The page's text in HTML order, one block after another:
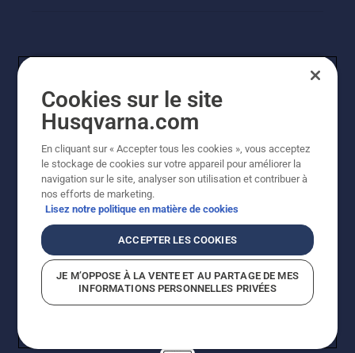
© Husqvarna AB (publ). Tous droits réservés. Les prix
indiqués sont des prix de vente conseillés. Tous les prix
indiqués sont des prix de vente recommandés (TVA
incluse), sauf si le produit est disponible pour un achat
direct.
Politique relative aux cookiesConditions d'utilisation
Signalement de violations présumées
Cookies sur le site
Husqvarna.com
En cliquant sur « Accepter tous les cookies », vous acceptez
le stockage de cookies sur votre appareil pour améliorer la
navigation sur le site, analyser son utilisation et contribuer à
nos efforts de marketing.
Lisez notre politique en matière de cookies
ACCEPTER LES COOKIES
JE M’OPPOSE À LA VENTE ET AU PARTAGE DE MES
INFORMATIONS PERSONNELLES PRIVÉES